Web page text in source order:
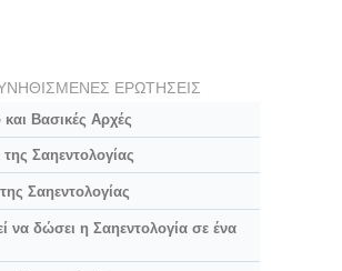
ΕΡΩΤΗΣΕΙΣ
και Βασικές Αρχές
Σαηεντολογίας
Σαηεντολογίας
να δώσει η Σαηεντολογία σε ένα